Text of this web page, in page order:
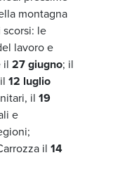
montagna
scorsi: le
lavoro e
il 27 giugno; il
12 luglio
il 19
e
il 14